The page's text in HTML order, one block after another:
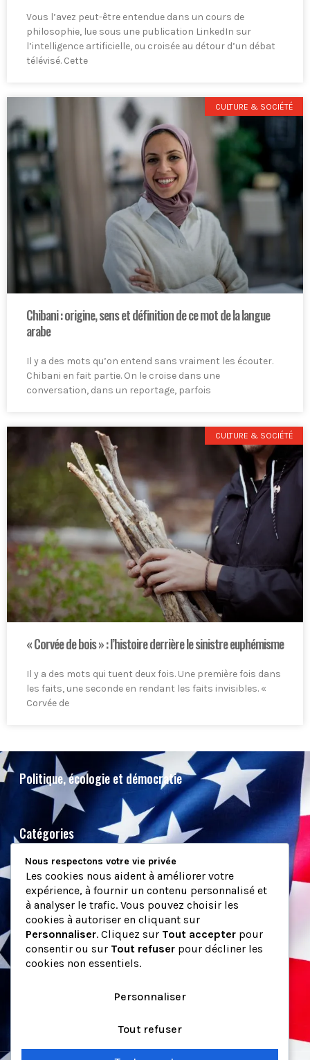
Vous l’avez peut-être entendue dans un cours de
philosophie, lue sous une publication LinkedIn sur
l’intelligence artificielle, ou croisée au détour d’un débat
télévisé. Cette
CULTURE & SOCIÉTÉ
Chibani : origine, sens et définition de ce mot de la langue
arabe
Il y a des mots qu’on entend sans vraiment les écouter.
Chibani en fait partie. On le croise dans une
conversation, dans un reportage, parfois
CULTURE & SOCIÉTÉ
« Corvée de bois » : l’histoire derrière le sinistre euphémisme
Il y a des mots qui tuent deux fois. Une première fois dans
les faits, une seconde en rendant les faits invisibles. «
Corvée de
Politique, écologie et démocratie
Catégories
Actus
Politique
Culture & société
Ecologie
Nous respectons votre vie privée
Les cookies nous aident à améliorer votre
expérience, à fournir un contenu personnalisé et
à analyser le trafic. Vous pouvez choisir les
cookies à autoriser en cliquant sur
Personnaliser. Cliquez sur Tout accepter pour
consentir ou sur Tout refuser pour décliner les
cookies non essentiels.
Personnaliser
Tout refuser